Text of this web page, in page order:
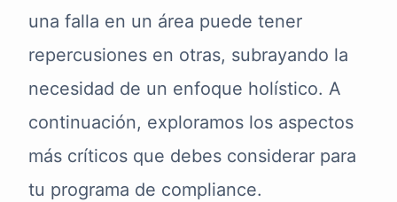
una falla en un área puede tener
repercusiones en otras, subrayando la
necesidad de un enfoque holístico. A
continuación, exploramos los aspectos
más críticos que debes considerar para
tu programa de compliance.